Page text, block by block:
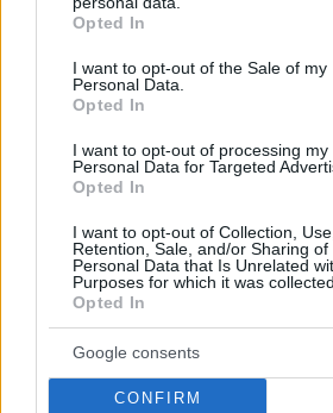
grant or deny consent to Google and
use your data for below specified
consent section.
Opted In
I want to opt-out of the Sale of my
Personal Data.
Opted In
I want to opt-out of processing my
Personal Data for Targeted
Opted In
I want to opt-out of Collection, Use,
Retention, Sale, and/or Sharing of
Personal Data that Is Unrelated
Purposes for which it was collected.
Opted In
Google consents
CONFIRM
γέφυρας Ρίου-Αντιρρίου: Αντέχει
πρόσκρουση με δεξαμενόπλοιο,
τυφώνες και κόστισε 800 εκατ. ευρώ
07.08.2026, 09:08 31
Βόρεια Εύβοια: Οι 14 λίμνες που
γεννήθηκαν από εγκαταλελειμμένα
μεταλλεία δημιουργώντας ένα
μοναδικό οικοσύστημα, δείτε
αεροφωτογραφίες
07.08.2026, 15:58